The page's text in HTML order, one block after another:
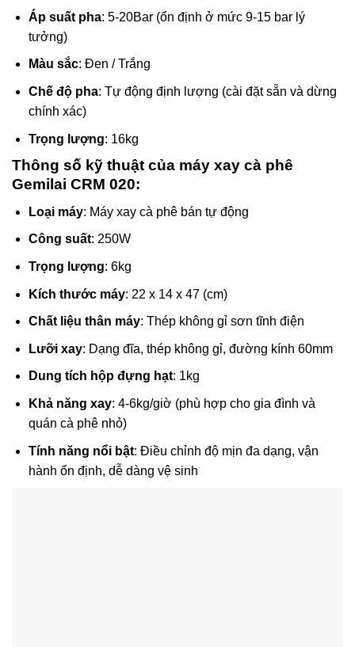
Áp suất pha: 5-20Bar (ổn định ở mức 9-15 bar lý
tưởng)
Màu sắc: Đen / Trắng
Chế độ pha: Tự động định lượng (cài đặt sẵn và dừng
chính xác)
Trọng lượng: 16kg
Thông số kỹ thuật của máy xay cà phê
Gemilai CRM 020:
Loại máy: Máy xay cà phê bán tự động
Công suất: 250W
Trọng lượng: 6kg
Kích thước máy: 22 x 14 x 47 (cm)
Chất liệu thân máy: Thép không gỉ sơn tĩnh điện
Lưỡi xay: Dạng đĩa, thép không gỉ, đường kính 60mm
Dung tích hộp đựng hạt: 1kg
Khả năng xay: 4-6kg/giờ (phù hợp cho gia đình và
quán cà phê nhỏ)
Tính năng nổi bật: Điều chỉnh độ mịn đa dạng, vận
hành ổn định, dễ dàng vệ sinh